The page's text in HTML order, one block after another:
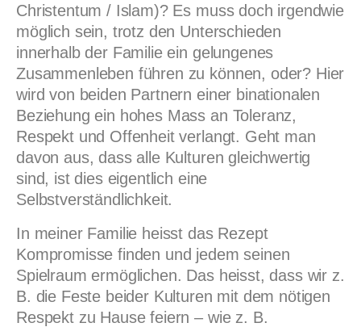
Christentum / Islam)? Es muss doch irgendwie
möglich sein, trotz den Unterschieden
innerhalb der Familie ein gelungenes
Zusammenleben führen zu können, oder? Hier
wird von beiden Partnern einer binationalen
Beziehung ein hohes Mass an Toleranz,
Respekt und Offenheit verlangt. Geht man
davon aus, dass alle Kulturen gleichwertig
sind, ist dies eigentlich eine
Selbstverständlichkeit.
In meiner Familie heisst das Rezept
Kompromisse finden und jedem seinen
Spielraum ermöglichen. Das heisst, dass wir z.
B. die Feste beider Kulturen mit dem nötigen
Respekt zu Hause feiern – wie z. B.